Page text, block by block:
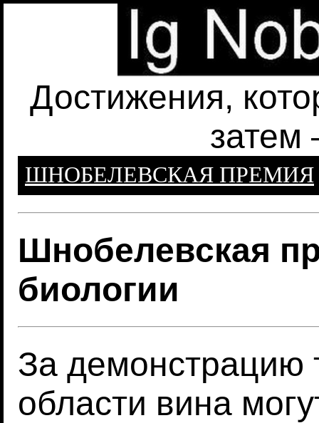
Достижения,
затем
ШНОБЕЛЕВСКАЯ ПРЕМИЯ
Шнобелевская
биологии
За демонстрацию
области вина